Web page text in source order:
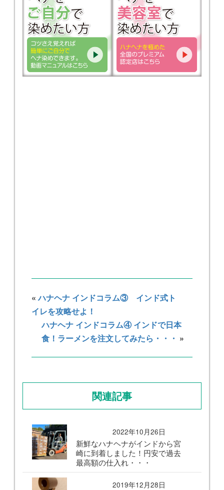
«ハナヘナ インドコラム③ インド式ト
イレを攻略せよ！
ハナヘナ インドコラム④ インドで日本
食！ラーメンを注文してみたら・・・ »
関連記事
2022年10月26日
新鮮なハナヘナがインドから宮
崎に到着しました！円安で過去
最高額の仕入れ・・・
2019年12月28日